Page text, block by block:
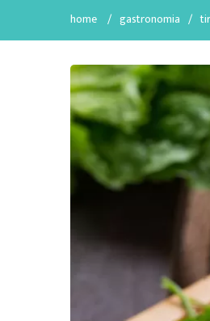
home / gastronomia /